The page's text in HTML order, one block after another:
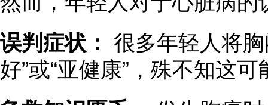
误判症状： 很多年轻人将
好”或“亚健康”，殊不知这